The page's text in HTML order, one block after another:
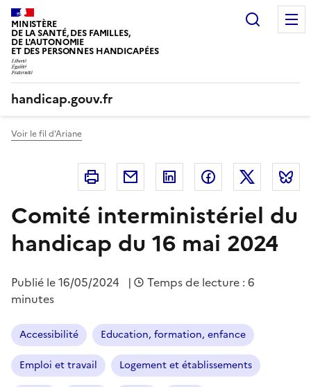
Panneau de gestion des cookies
MINISTÈRE
DE LA SANTÉ, DES FAMILLES,
DE L'AUTONOMIE
ET DES PERSONNES HANDICAPÉES
handicap.gouv.fr
Voir le fil d'Ariane
Imprimer Courriel Linkedin FacebookTwitter
Comité interministériel du
handicap du 16 mai 2024
Publié le16/05/2024 |
Temps de lecture : 6
minutes
Accessibilité Education, formation, enfance
Emploi et travail Logement et établissements